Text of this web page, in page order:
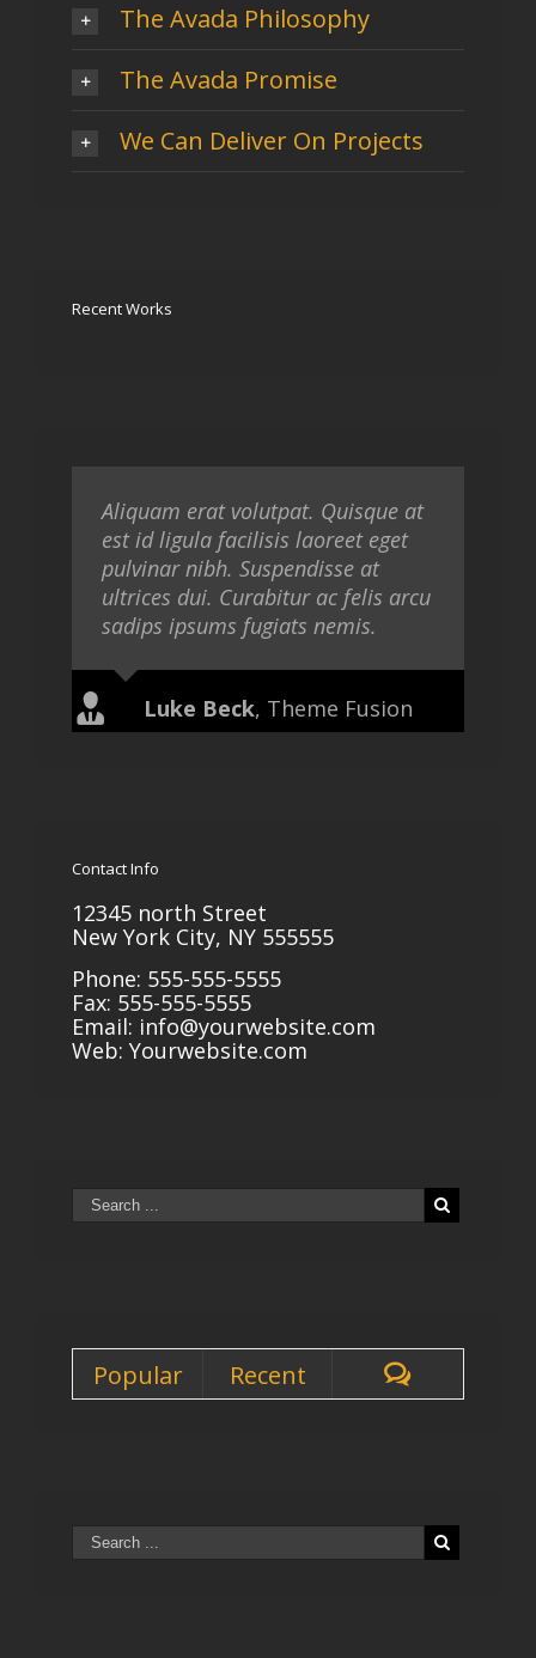
The Avada Philosophy
The Avada Promise
We Can Deliver On Projects
Recent Works
Aliquam erat volutpat. Quisque at
est id ligula facilisis laoreet eget
pulvinar nibh. Suspendisse at
ultrices dui. Curabitur ac felis arcu
sadips ipsums fugiats nemis.
Luke Beck, Theme Fusion
Contact Info
12345 north Street
New York City, NY 555555
Phone: 555-555-5555
Fax: 555-555-5555
Email: info@yourwebsite.com
Web: Yourwebsite.com
Popular Recent